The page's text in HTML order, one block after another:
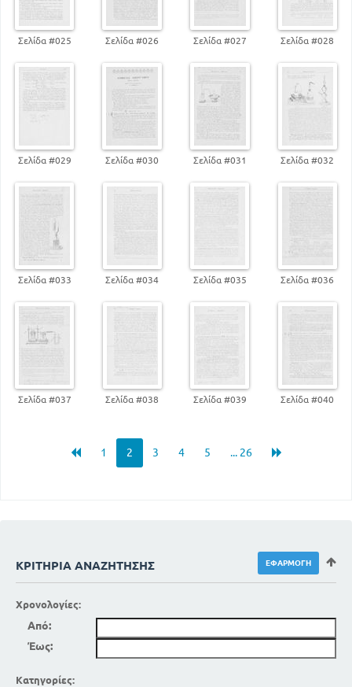
Σελίδα #025 Σελίδα #026 Σελίδα #027 Σελίδα #028
Σελίδα #029 Σελίδα #030 Σελίδα #031 Σελίδα #032
Σελίδα #033 Σελίδα #034 Σελίδα #035 Σελίδα #036
Σελίδα #037 Σελίδα #038 Σελίδα #039 Σελίδα #040
1 2 3 4 5 ... 26
ΚΡΙΤΉΡΙΑ ΑΝΑΖΉΤΗΣΗΣ
Χρονολογίες:
Από:
Έως:
Κατηγορίες: